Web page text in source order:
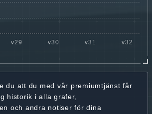
du att du med vår premiumtjänst får
historik i alla grafer,
och andra notiser för dina